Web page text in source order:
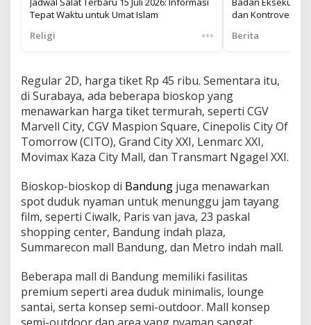
Tepat Waktu untuk Umat Islam
Religi
•••
dan Kontroversi
Berita
Regular 2D, harga tiket Rp 45 ribu. Sementara itu,
di Surabaya, ada beberapa bioskop yang
menawarkan harga tiket termurah, seperti CGV
Marvell City, CGV Maspion Square, Cinepolis City Of
Tomorrow (CITO), Grand City XXI, Lenmarc XXI,
Movimax Kaza City Mall, dan Transmart Ngagel XXI.
Bioskop-bioskop di Bandung juga menawarkan
spot duduk nyaman untuk menunggu jam tayang
film, seperti Ciwalk, Paris van java, 23 paskal
shopping center, Bandung indah plaza,
Summarecon mall Bandung, dan Metro indah mall.
Beberapa mall di Bandung memiliki fasilitas
premium seperti area duduk minimalis, lounge
santai, serta konsep semi-outdoor. Mall konsep